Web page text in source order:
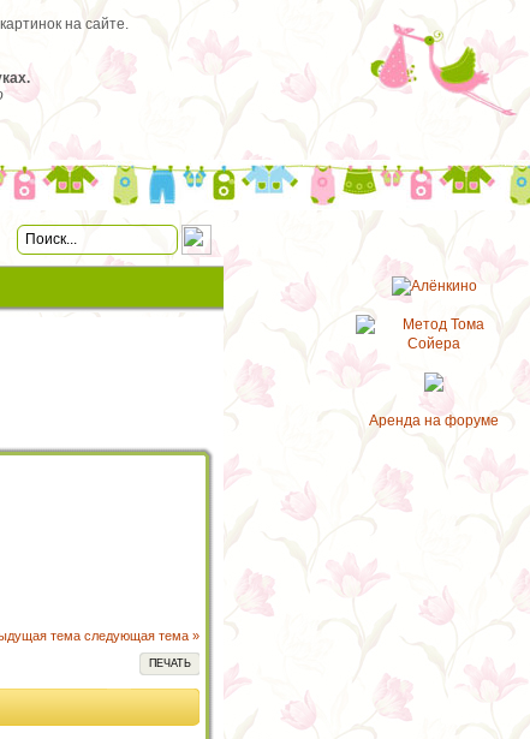
на сайте.
тема следующая тема »
ПЕЧАТЬ
Аренда на форуме